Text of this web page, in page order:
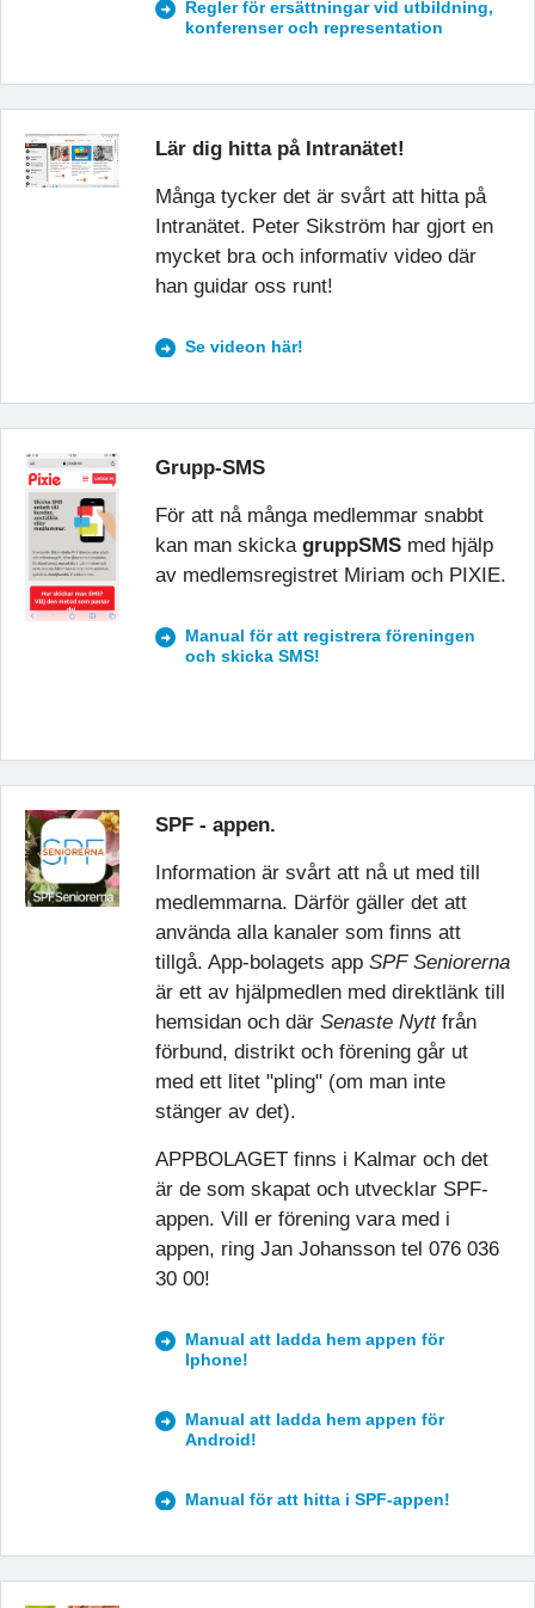
Regler för ersättningar vid utbildning,
konferenser och representation
Lär dig hitta på Intranätet!
Många tycker det är svårt att hitta på
Intranätet. Peter Sikström har gjort en
mycket bra och informativ video där
han guidar oss runt!
Se videon här!
Grupp-SMS
För att nå många medlemmar snabbt
kan man skicka gruppSMS med hjälp
av medlemsregistret Miriam och PIXIE.
Manual för att registrera föreningen
och skicka SMS!
SPF - appen.
Information är svårt att nå ut med till
medlemmarna. Därför gäller det att
använda alla kanaler som finns att
tillgå. App-bolagets app SPF Seniorerna
är ett av hjälpmedlen med direktlänk till
hemsidan och där Senaste Nyttfrån
förbund, distrikt och förening går ut
med ett litet "pling" (om man inte
stänger av det).
APPBOLAGET finns i Kalmar och det
är de som skapat och utvecklar SPF-
appen. Vill er förening vara med i
appen, ring Jan Johansson tel 076 036
30 00!
Manual att ladda hem appen för
Iphone!
Manual att ladda hem appen för
Android!
Manual för att hitta i SPF-appen!